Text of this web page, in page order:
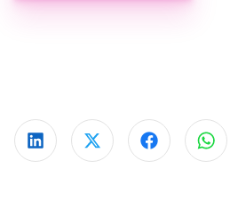
Deel via LinkedIn
Deel via XDeel via